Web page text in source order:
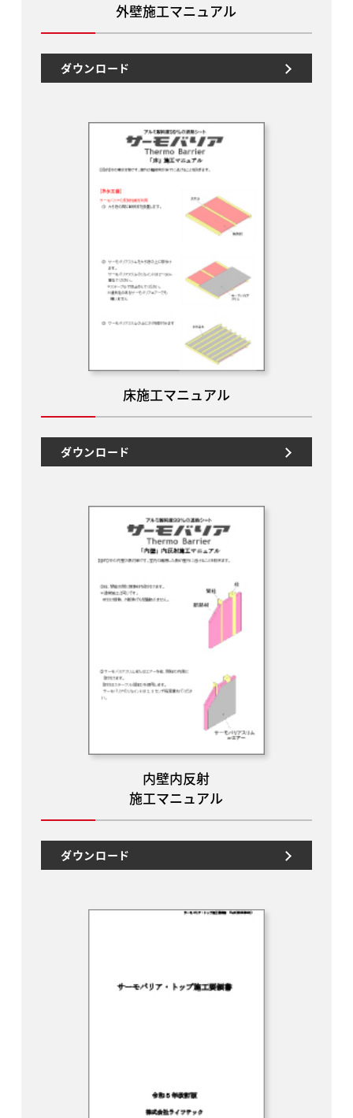
外壁施工マニュアル
ダウンロード
床施工マニュアル
ダウンロード
内壁内反射
施工マニュアル
ダウンロード